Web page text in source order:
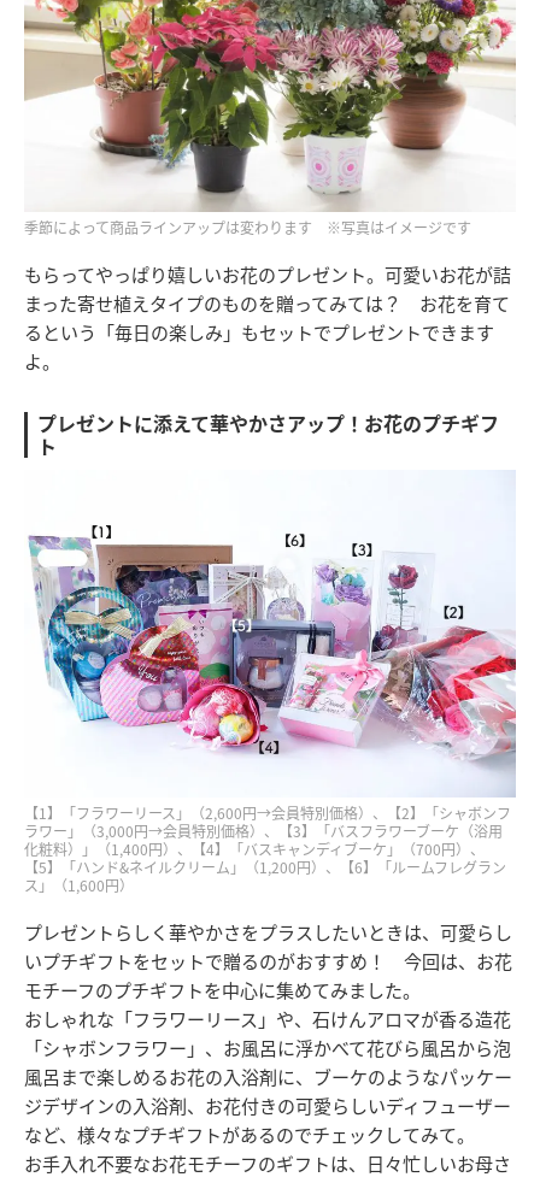
季節によって商品ラインアップは変わります ※写真はイメージです
もらってやっぱり嬉しいお花のプレゼント。可愛いお花が詰
まった寄せ植えタイプのものを贈ってみては？ お花を育て
るという「毎日の楽しみ」もセットでプレゼントできます
よ。
プレゼントに添えて華やかさアップ！お花のプチギフ
ト
【1】「フラワーリース」（2,600円→会員特別価格）、【2】「シャボンフ
ラワー」（3,000円→会員特別価格）、【3】「バスフラワーブーケ（浴用
化粧料）」（1,400円）、【4】「バスキャンディブーケ」（700円）、
【5】「ハンド&ネイルクリーム」（1,200円）、【6】「ルームフレグラン
ス」（1,600円）
プレゼントらしく華やかさをプラスしたいときは、可愛らし
いプチギフトをセットで贈るのがおすすめ！ 今回は、お花
モチーフのプチギフトを中心に集めてみました。
おしゃれな「フラワーリース」や、石けんアロマが香る造花
「シャボンフラワー」、お風呂に浮かべて花びら風呂から泡
風呂まで楽しめるお花の入浴剤に、ブーケのようなパッケー
ジデザインの入浴剤、お花付きの可愛らしいディフューザー
など、様々なプチギフトがあるのでチェックしてみて。
お手入れ不要なお花モチーフのギフトは、日々忙しいお母さ